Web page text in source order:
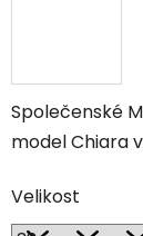
Společenské
model Chiara
Velikost